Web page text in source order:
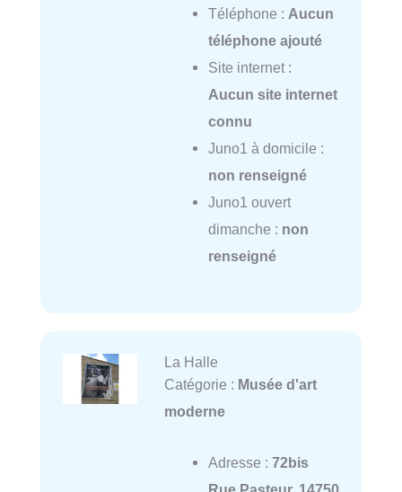
Téléphone : Aucun
téléphone ajouté
Site internet :
Aucun site internet
connu
Juno1 à domicile :
non renseigné
Juno1 ouvert
dimanche : non
renseigné
La Halle
Catégorie : Musée d'art
moderne
Adresse : 72bis